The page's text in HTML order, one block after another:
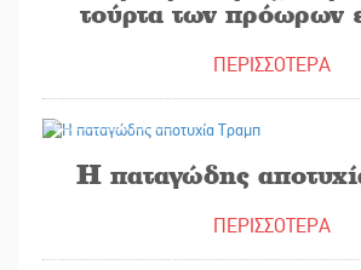
τούρτα των πρόωρων
ΠΕΡΙΣΣΟΤΕΡΑ
Η παταγώδης
ΠΕΡΙΣΣΟΤΕΡΑ